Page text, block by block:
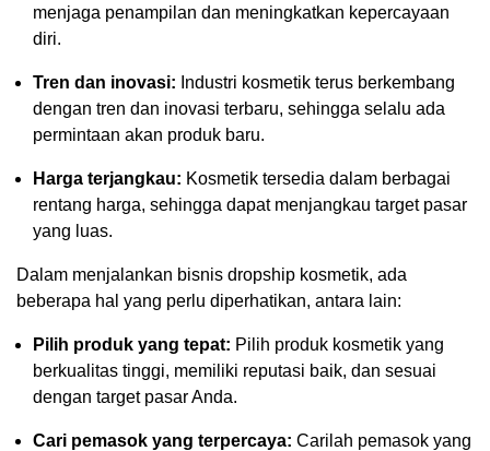
menjaga penampilan dan meningkatkan kepercayaan
diri.
Tren dan inovasi: Industri kosmetik terus berkembang
dengan tren dan inovasi terbaru, sehingga selalu ada
permintaan akan produk baru.
Harga terjangkau: Kosmetik tersedia dalam berbagai
rentang harga, sehingga dapat menjangkau target pasar
yang luas.
Dalam menjalankan bisnis dropship kosmetik, ada
beberapa hal yang perlu diperhatikan, antara lain:
Pilih produk yang tepat: Pilih produk kosmetik yang
berkualitas tinggi, memiliki reputasi baik, dan sesuai
dengan target pasar Anda.
Cari pemasok yang terpercaya: Carilah pemasok yang